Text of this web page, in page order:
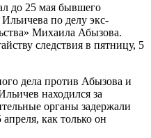
до 25 мая бывшего
по делу экс-
Михаила Абызова.
следствия в пятницу, 5
дела против Абызова и
находился за
органы задержали
как только он